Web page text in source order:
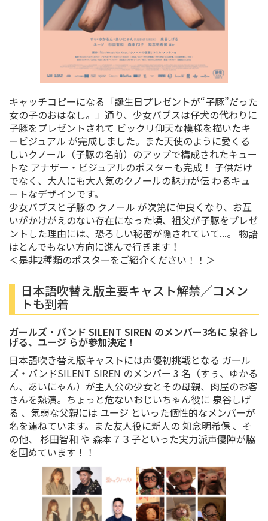
キャッチコピーになる「誕生日プレゼントが“子豚”だった
女の子のおはなし。」通り、少女バブスは仔犬の代わりに
子豚をプレゼントされて ビックリ仰天な模様を描いたキ
ービジュアル が完成しました。また天使のように愛くる
しいクノール（子豚の名前）のアップで構成されたキュー
トな アナザー・ビジュアルのポスターも完成！ 子供だけ
でなく、大人にも大人気のクノールの魅力が伝 わるキュ
ートなデザインです。
少女バブスと子豚の クノール が次第に仲良くなり、お互
いがかけがえのない存在になった頃、祖父が子豚をプレゼ
ントした理由には、恐ろしい秘密が隠されていて...。 物語
はとんでもない方向に進んで行きます！
＜是非2種類のポスターをご紹介ください！！＞
日本語吹替え版主要キャスト解禁／コメン
トも到着
ガールズ・バンド SILENT SIREN のメンバー3名に 泉谷し
げる、ユージ らが参加決定！
日本語吹き替え版キャストには声優初挑戦となる ガール
ズ・バンドSILENT SIREN のメンバー 3 名（すぅ、ゆかる
ん、あいにゃん）が主人公の少女とその母親、肉屋のお客
さんを熱演。ちょっと危ないおじいちゃん役に 泉谷しげ
る 、気弱な父親には ユージ といった個性的なメンバーが
名を連ねています。また友人役に新人の 知念明希保 、そ
の他、 杉田智和 や 森本７３子といった実力派声優陣が脇
を固めています！！